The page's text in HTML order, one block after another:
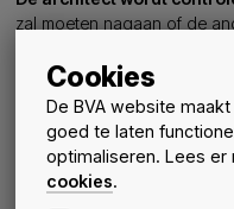
Cookies
De BVA website
goed te laten
optimaliseren. Lees er
cookies.
zal moeten nagaan of de
zelfs de banken mogen of
controleren.
De tienjarige
gedekt in hun
alle andere elementen van
huidige stand van de